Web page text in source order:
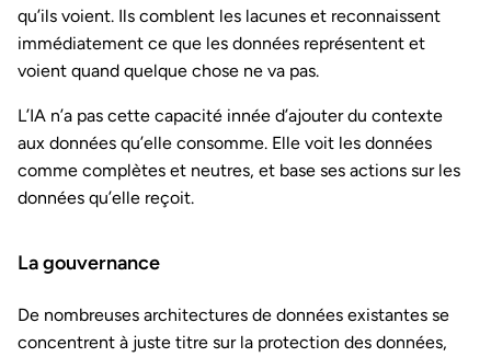
qu’ils voient. Ils comblent les lacunes et reconnaissent
immédiatement ce que les données représentent et
voient quand quelque chose ne va pas.
L’IA n’a pas cette capacité innée d’ajouter du contexte
aux données qu’elle consomme. Elle voit les données
comme complètes et neutres, et base ses actions sur les
données qu’elle reçoit.
La gouvernance
De nombreuses architectures de données existantes se
concentrent à juste titre sur la protection des données,